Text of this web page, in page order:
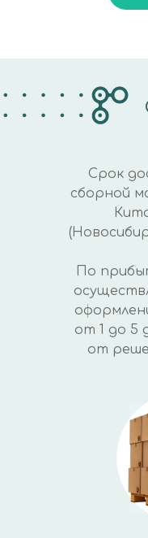
Срок
сборной
По
от 1 до 5
от